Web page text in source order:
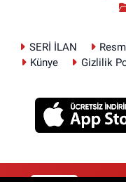
SERİ İLAN
Künye
Gizlilik